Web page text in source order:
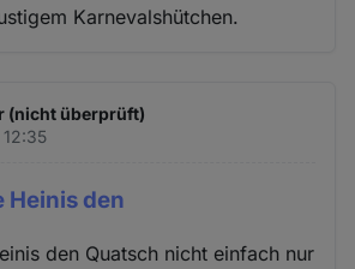
Karnevalshütchen.
(nicht überprüft)
Heinis den
den Quatsch nicht einfach nur